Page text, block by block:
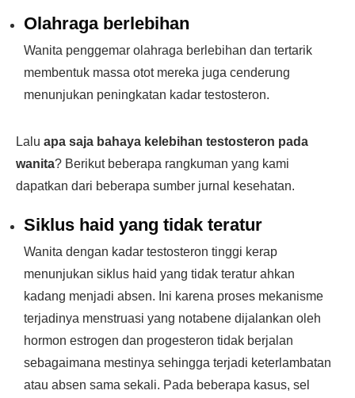
Olahraga berlebihan
Wanita penggemar olahraga berlebihan dan tertarik
membentuk massa otot mereka juga cenderung
menunjukan peningkatan kadar testosteron.
Lalu apa saja bahaya kelebihan testosteron pada
wanita? Berikut beberapa rangkuman yang kami
dapatkan dari beberapa sumber jurnal kesehatan.
Siklus haid yang tidak teratur
Wanita dengan kadar testosteron tinggi kerap
menunjukan siklus haid yang tidak teratur ahkan
kadang menjadi absen. Ini karena proses mekanisme
terjadinya menstruasi yang notabene dijalankan oleh
hormon estrogen dan progesteron tidak berjalan
sebagaimana mestinya sehingga terjadi keterlambatan
atau absen sama sekali. Pada beberapa kasus, sel